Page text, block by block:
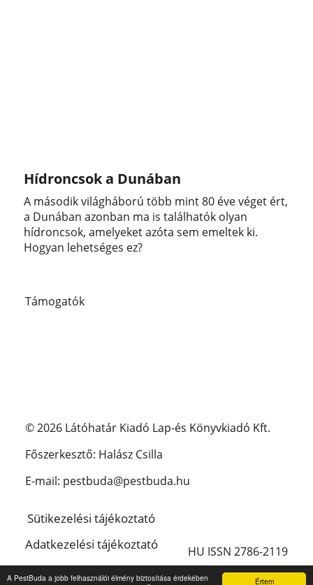
Értem
A PestBuda a jobb felhasználói élmény biztosítása érdekében
Hídroncsok a Dunában
A második világháború több mint 80 éve véget ért,
a Dunában azonban ma is találhatók olyan
hídroncsok, amelyeket azóta sem emeltek ki.
Hogyan lehetséges ez?
Támogatók
© 2026 Látóhatár Kiadó Lap-és Könyvkiadó Kft.
Főszerkesztő: Halász Csilla
E-mail: pestbuda@pestbuda.hu
Sütikezelési tájékoztató
Adatkezelési tájékoztató
Impresszum
HU ISSN 2786-2119